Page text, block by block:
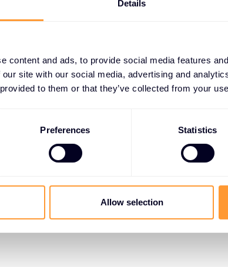
Details
content and ads, to provide social media features
site with our social media, advertising and
to them or that they’ve collected from your
Preferences Statistics
Allow selection
uspeh pokreće naš
programima obuke,
strukturama
portfolije usluga, ubrzaju
prilike.
pristup vodećim
resursima i
njihovu konkurentsku
tehničke edukacije,
vendor roadmap-
potreba kupaca.